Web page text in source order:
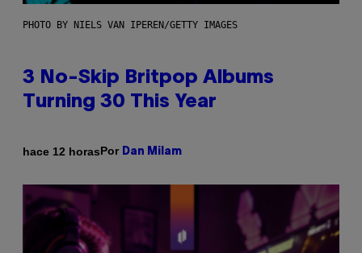
PHOTO BY NIELS VAN IPEREN/GETTY IMAGES
3 No-Skip Britpop Albums
Turning 30 This Year
hace 12 horasPor Dan Milam